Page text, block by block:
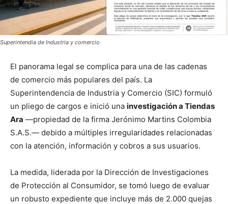
Superintendia de Industria y comercio
El panorama legal se complica para una de las cadenas
de comercio más populares del país. La
Superintendencia de Industria y Comercio (SIC) formuló
un pliego de cargos e inició una investigación a Tiendas
Ara —propiedad de la firma Jerónimo Martins Colombia
S.A.S.— debido a múltiples irregularidades relacionadas
con la atención, información y cobros a sus usuarios.
La medida, liderada por la Dirección de Investigaciones
de Protección al Consumidor, se tomó luego de evaluar
un robusto expediente que incluye más de 2.000 quejas